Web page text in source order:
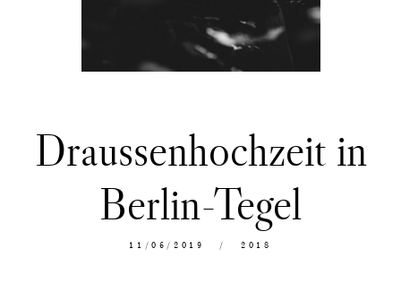
Draussenhochzeit in
Berlin-Tegel
11/06/2019 2018